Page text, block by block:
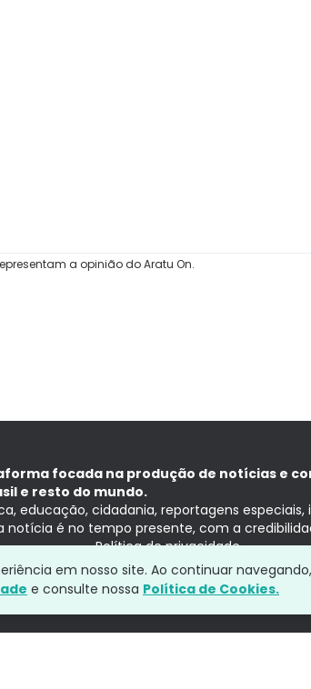
a opinião do Aratu On.
focada na produção de notícias e
e resto do mundo.
educação, cidadania, reportagens
notícia é no tempo presente, com a
Política de privacidade
em nosso site. Ao continuar
e consulte nossa Política de Cookies.